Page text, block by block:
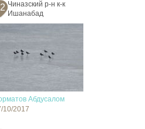
Чиназский р-н к-к
Ишанабад
Абдусалом
10/2017